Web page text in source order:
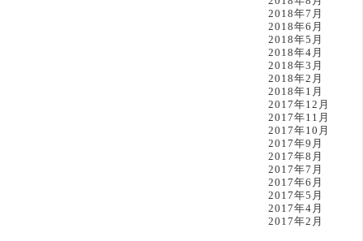
2018年7月
2018年6月
2018年5月
2018年4月
2018年3月
2018年2月
2018年1月
2017年12月
2017年11月
2017年10月
2017年9月
2017年8月
2017年7月
2017年6月
2017年5月
2017年4月
2017年2月